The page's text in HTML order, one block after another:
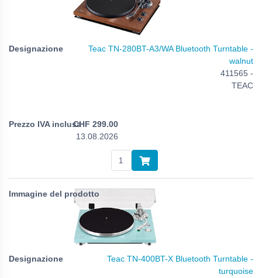
Teac TN-280BT-A3/WA Bluetooth Turntable -
walnut
411565 -
TEAC
CHF 299.00
13.08.2026
Teac TN-400BT-X Bluetooth Turntable -
turquoise